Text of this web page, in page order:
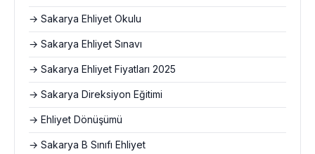
→ Sakarya Ehliyet Okulu
→ Sakarya Ehliyet Sınavı
→ Sakarya Ehliyet Fiyatları 2025
→ Sakarya Direksiyon Eğitimi
→ Ehliyet Dönüşümü
→ Sakarya B Sınıfı Ehliyet